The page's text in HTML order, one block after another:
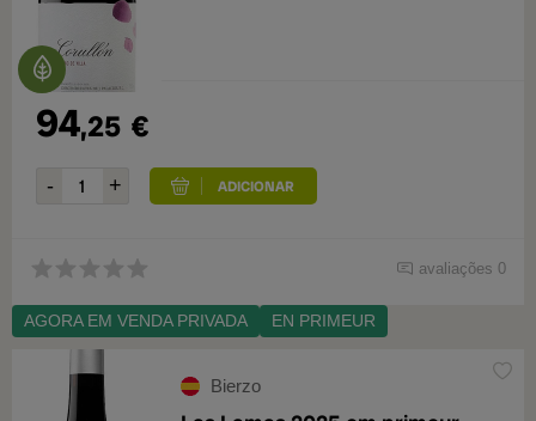
94,25 €
avaliações 0
AGORA EM VENDA PRIVADA EN PRIMEUR
Bierzo